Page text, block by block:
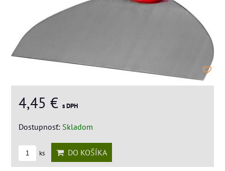
4,45 € s DPH
Dostupnosť: Skladom
ks DO KOŠÍKA